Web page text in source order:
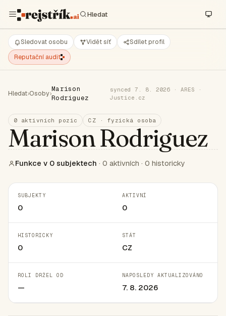
Sledovat osobu Vidět síť
Sdílet profil
Reputační audit
Hledat›Osoby›
Marison
Rodriguez
synced 7. 8. 2026 · ARES ·
Justice.cz
0 aktivních pozic CZ · fyzická osoba
Marison Rodriguez
Funkce v 0 subjektech · 0 aktivních · 0 historicky
SUBJEKTY
0
AKTIVNÍ
0
HISTORICKY
0
STÁT
CZ
ROLI DRŽEL OD
—
NAPOSLEDY AKTUALIZOVÁNO
7. 8. 2026